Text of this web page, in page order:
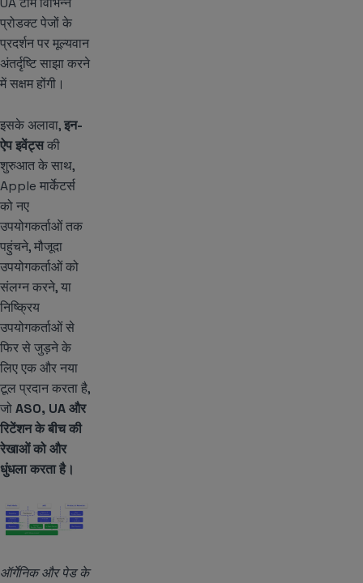
प्रोडक्ट पेजों के
प्रदर्शन पर मूल्यवान
अंतर्दृष्टि साझा करने
में सक्षम होंगी।
इसके अलावा,इन-
ऐप इवेंट्सकी
शुरुआत के साथ,
Apple मार्केटर्स
को नए
उपयोगकर्ताओं तक
पहुंचने, मौजूदा
उपयोगकर्ताओं को
संलग्न करने, या
निष्क्रिय
उपयोगकर्ताओं से
फिर से जुड़ने के
लिए एक और नया
टूल प्रदान करता है,
जोASO, UA और
रिटेंशन के बीच की
रेखाओं को और
धुंधला करता है।
ऑर्गेनिक और पेड के